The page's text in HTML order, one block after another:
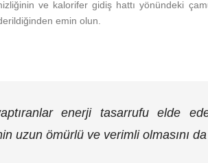
ve kalorifer gidiş hattı yönündeki
emin olun.
enerji tasarrufu elde
uzun ömürlü ve verimli olmasını da